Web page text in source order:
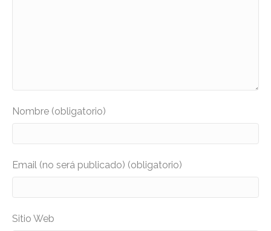
Nombre (obligatorio)
Email (no será publicado) (obligatorio)
Sitio Web